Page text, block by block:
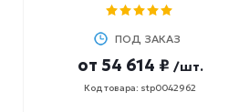
ПОД ЗАКАЗ
от 54 614 ₽ /шт.
Код товара: stp0042962